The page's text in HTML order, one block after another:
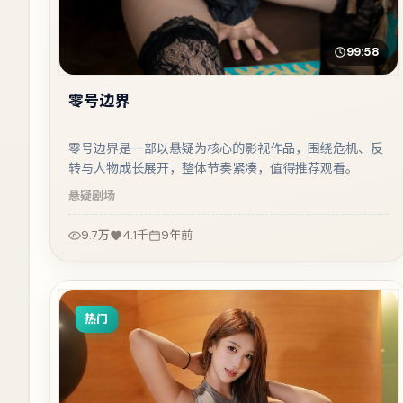
99:58
零号边界
零号边界是一部以悬疑为核心的影视作品，围绕危机、反
转与人物成长展开，整体节奏紧凑，值得推荐观看。
悬疑剧场
9.7万 4.1千 9年前
热门